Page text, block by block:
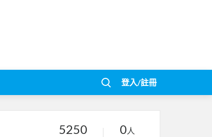
登入/註冊
5250 0人